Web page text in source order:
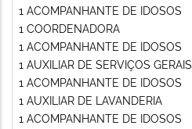
1 ACOMPANHANTE DE IDOSOS
1 COORDENADORA
1 ACOMPANHANTE DE IDOSOS
1 AUXILIAR DE SERVIÇOS GERAIS
1 ACOMPANHANTE DE IDOSOS
1 AUXILIAR DE LAVANDERIA
1 ACOMPANHANTE DE IDOSOS